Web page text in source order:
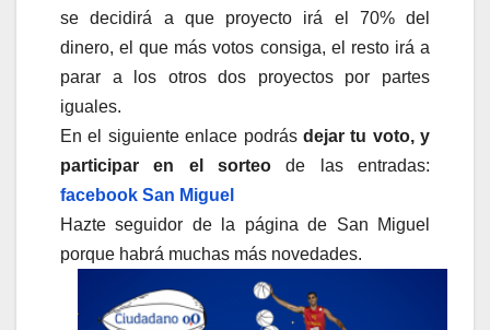
se decidirá a que proyecto irá el 70% del
dinero, el que más votos consiga, el resto irá a
parar a los otros dos proyectos por partes
iguales.
En el siguiente enlace podrás dejar tu voto, y
participar en el sorteo de las entradas:
facebook San Miguel
Hazte seguidor de la página de San Miguel
porque habrá muchas más novedades.